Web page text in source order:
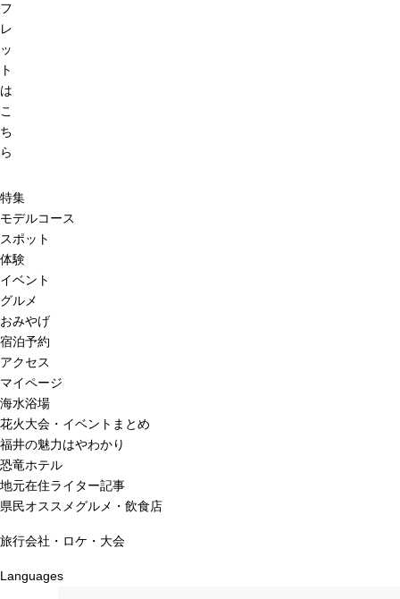
フ
レ
ッ
ト
は
こ
ち
ら
特集
モデルコース
スポット
体験
イベント
グルメ
おみやげ
宿泊予約
アクセス
マイページ
海水浴場
花火大会・イベントまとめ
福井の魅力はやわかり
恐竜ホテル
地元在住ライター記事
県民オススメグルメ・飲食店
旅行会社・ロケ・大会
Languages